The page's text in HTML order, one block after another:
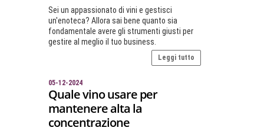
Sei un appassionato di vini e gestisci
un'enoteca? Allora sai bene quanto sia
fondamentale avere gli strumenti giusti per
gestire al meglio il tuo business.
Leggi tutto
05-12-2024
Quale vino usare per
mantenere alta la
concentrazione